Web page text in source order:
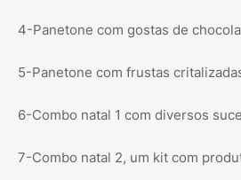
4-Panetone com gostas de
5-Panetone com frustas
6-Combo natal 1 com diversos
7-Combo natal 2, um kit com